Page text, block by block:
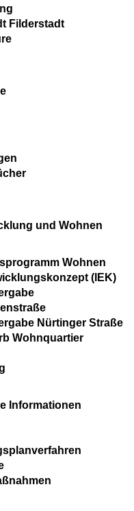
Filderstadt
und Wohnen
Wohnen
(IEK)
Nürtinger Straße
Wohnquartier
Informationen